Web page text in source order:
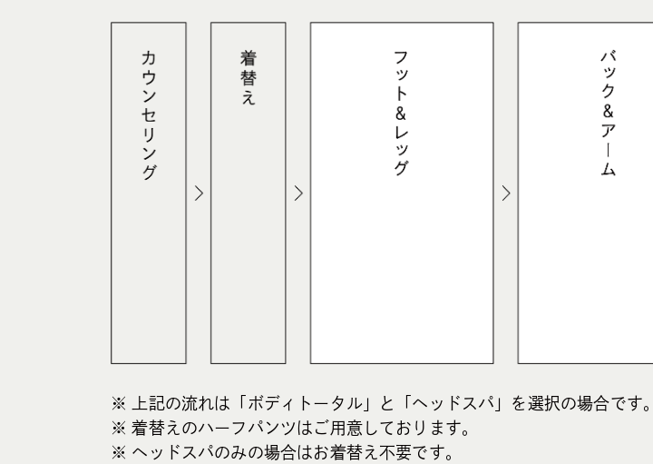
※ 上記の流れは「ボディトータル」と「ヘッドスパ」を選択の場合です。
※ 着替えのハーフパンツはご⽤意しております。
※ ヘッドスパのみの場合はお着替え不要です。